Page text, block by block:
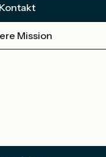
Kontakt
Mission